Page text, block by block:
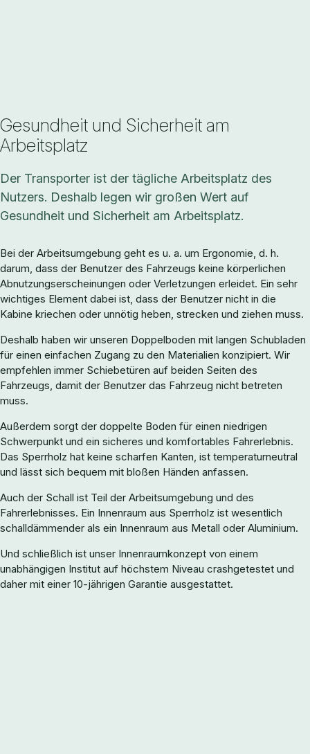
Gesundheit und Sicherheit am
Arbeitsplatz
Der Transporter ist der tägliche Arbeitsplatz des
Nutzers. Deshalb legen wir großen Wert auf
Gesundheit und Sicherheit am Arbeitsplatz.
Bei der Arbeitsumgebung geht es u. a. um Ergonomie, d. h.
darum, dass der Benutzer des Fahrzeugs keine körperlichen
Abnutzungserscheinungen oder Verletzungen erleidet. Ein sehr
wichtiges Element dabei ist, dass der Benutzer nicht in die
Kabine kriechen oder unnötig heben, strecken und ziehen muss.
Deshalb haben wir unseren Doppelboden mit langen Schubladen
für einen einfachen Zugang zu den Materialien konzipiert. Wir
empfehlen immer Schiebetüren auf beiden Seiten des
Fahrzeugs, damit der Benutzer das Fahrzeug nicht betreten
muss.
Außerdem sorgt der doppelte Boden für einen niedrigen
Schwerpunkt und ein sicheres und komfortables Fahrerlebnis.
Das Sperrholz hat keine scharfen Kanten, ist temperaturneutral
und lässt sich bequem mit bloßen Händen anfassen.
Auch der Schall ist Teil der Arbeitsumgebung und des
Fahrerlebnisses. Ein Innenraum aus Sperrholz ist wesentlich
schalldämmender als ein Innenraum aus Metall oder Aluminium.
Und schließlich ist unser Innenraumkonzept von einem
unabhängigen Institut auf höchstem Niveau crashgetestet und
daher mit einer 10-jährigen Garantie ausgestattet.